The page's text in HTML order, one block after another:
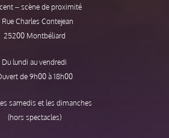
– scène de proximité
Rue Charles Contejean
25200 Montbéliard
Du lundi au vendredi
de 9h00 à 18h00
samedis et les dimanches
(hors spectacles)